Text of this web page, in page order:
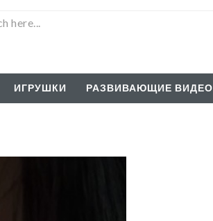
ИГРУШКИ РАЗВИВАЮЩИЕ ВИДЕО